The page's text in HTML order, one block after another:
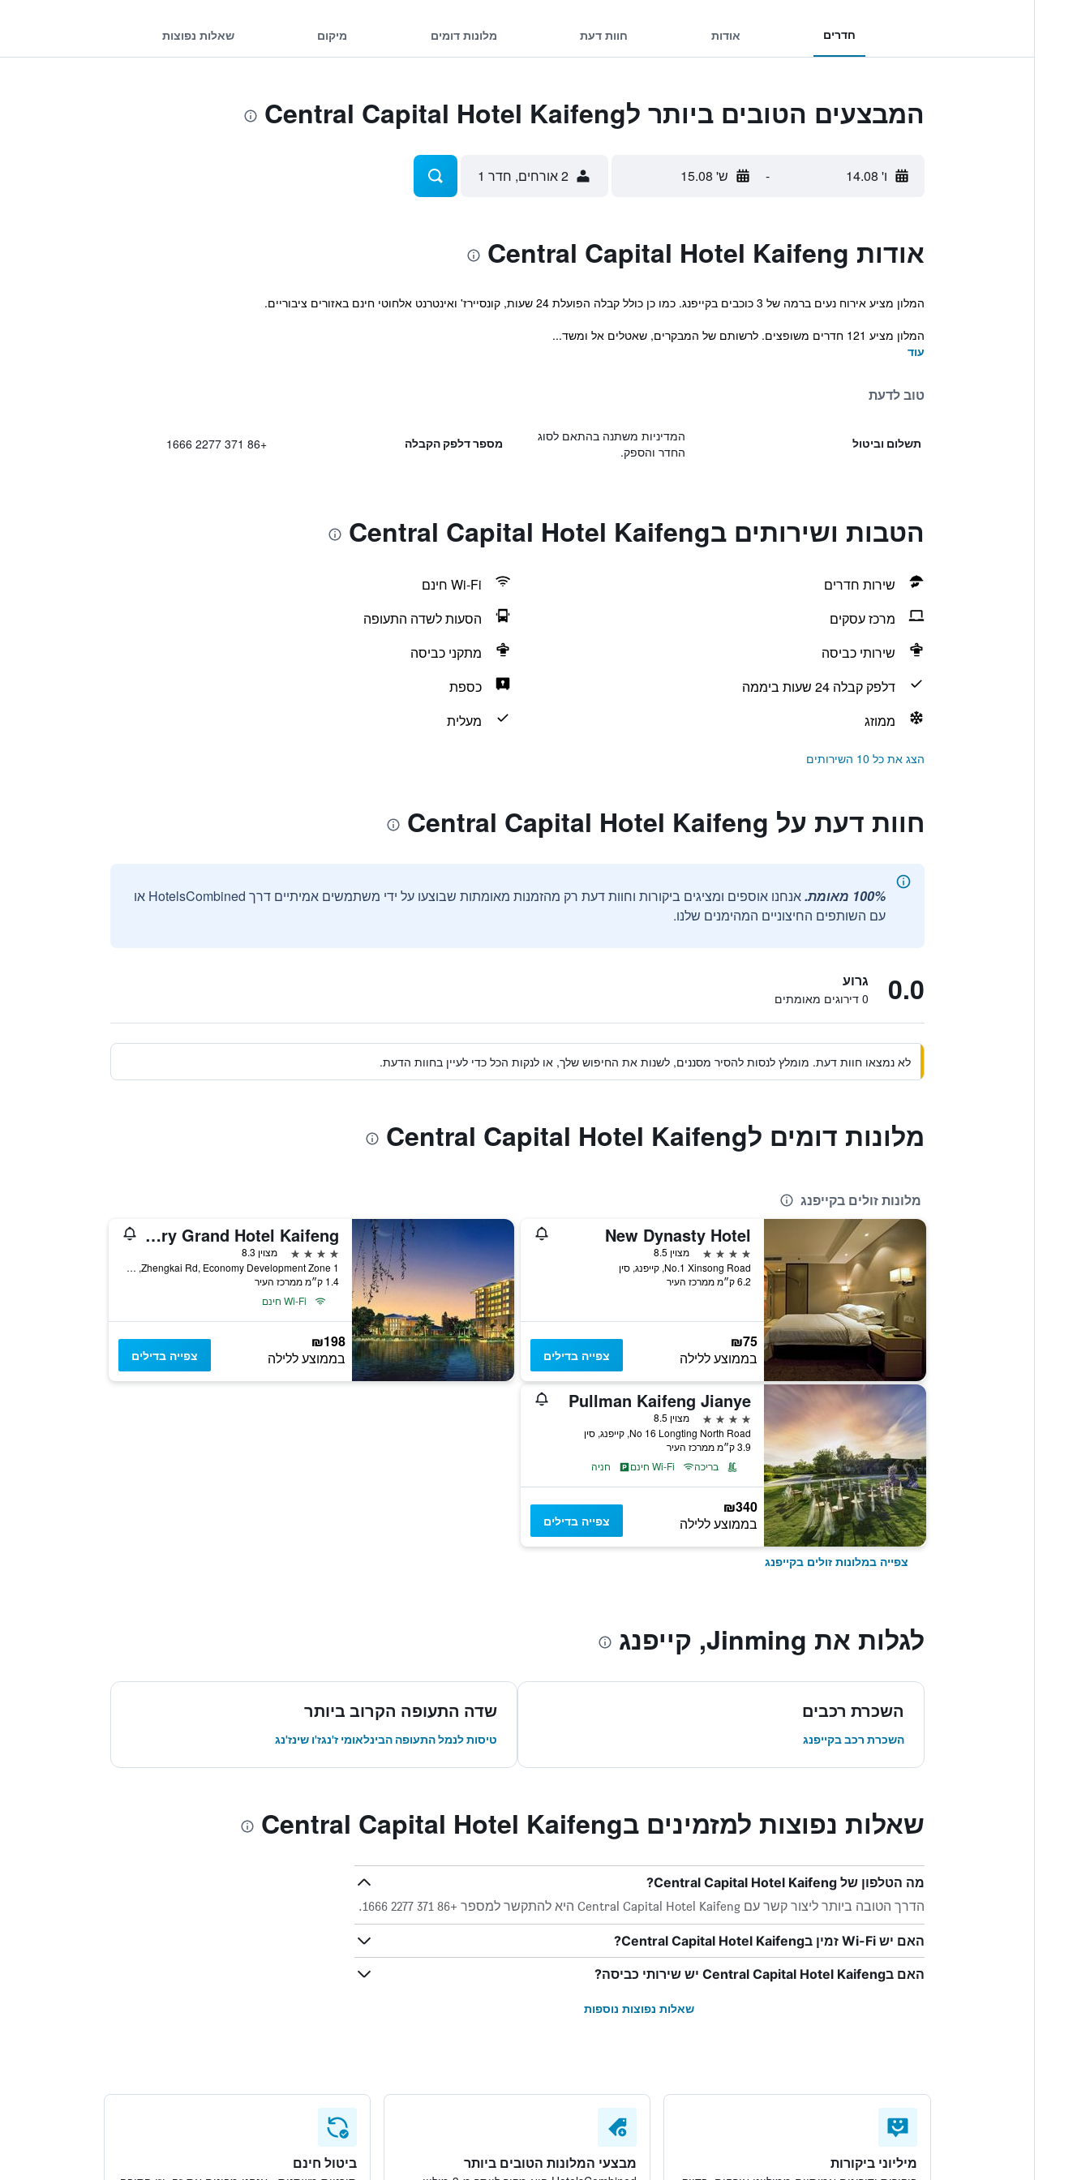
חדרים אודות חוות דעת מלונות דומים מיקום שאלות נפוצות
המבצעים הטובים ביותר לCentral Capital Hotel Kaifeng
ו' 14.08 - ש' 15.08 2 אורחים, חדר 1
אודות Central Capital Hotel Kaifeng
המלון מציע אירוח נעים ברמה של 3 כוכבים בקייפנג. כמו כן כולל קבלה הפועלת 24 שעות, קונסיירז' ואינטרנט אלחוטי חינם באזורים ציבוריים.
המלון מציע 121 חדרים משופצים. לרשותם של המבקרים, שאטלים אל ומשד...
עוד
טוב לדעת
תשלום וביטול
המדיניות משתנה בהתאם לסוג
החדר והספק.
מספר דלפק הקבלה +86 371 2277 1666
הטבות ושירותים בCentral Capital Hotel Kaifeng
שירות חדרים
Wi-Fi חינם
מרכז עסקים
הסעות לשדה התעופה
שירותי כביסה
מתקני כביסה
דלפק קבלה 24 שעות ביממה
כספת
ממוזג
מעלית
הצג את כל 10 השירותים
חוות דעת על Central Capital Hotel Kaifeng
100% מאומת.
אנחנו אוספים ומציגים ביקורות וחוות דעת רק מהזמנות מאומתות שבוצעו על ידי משתמשים אמיתיים דרך HotelsCombined או
עם השותפים החיצוניים המהימנים שלנו.
0.0 גרוע
0 דירוגים מאומתים
לא נמצאו חוות דעת. מומלץ לנסות להסיר מסננים, לשנות את החיפוש שלך, או לנקות הכל כדי לעיין בחוות הדעת.
מלונות דומים לCentral Capital Hotel Kaifeng
מלונות זולים בקייפנג
New Dynasty Hotel
4 כוכבים
מצוין 8.5
No.1 Xinsong Road, קייפנג, סין
6.2 ק״מ ממרכז העיר
₪75
בממוצע ללילה צפייה בדילים
New Century Grand Hotel Kaifeng
4 כוכבים
מצוין 8.3
1 Zhengkai Rd, Economy Development Zone, קייפנג, סין
1.4 ק״מ ממרכז העיר
Wi-Fi חינם
₪198
בממוצע ללילה צפייה בדילים
Pullman Kaifeng Jianye
4 כוכבים
מצוין 8.5
No 16 Longting North Road, קייפנג, סין
3.9 ק״מ ממרכז העיר
בריכה
Wi-Fi חינם חניה
₪340
בממוצע ללילה צפייה בדילים
צפייה במלונות זולים בקייפנג
לגלות את Jinming, קייפנג
השכרת רכבים
השכרת רכב בקייפנג
שדה התעופה הקרוב ביותר
טיסות לנמל התעופה הבינלאומי ז'נגז'ו שינז'נג
שאלות נפוצות למזמינים בCentral Capital Hotel Kaifeng
מה הטלפון של Central Capital Hotel Kaifeng?
הדרך הטובה ביותר ליצור קשר עם Central Capital Hotel Kaifeng היא להתקשר למספר +86 371 2277 1666.
האם יש Wi-Fi זמין בCentral Capital Hotel Kaifeng?
האם בCentral Capital Hotel Kaifeng יש שירותי כביסה?
שאלות נפוצות נוספות
מיליוני ביקורות מבצעי המלונות הטובים ביותר ביטול חינם